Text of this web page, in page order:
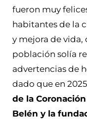
fueron muy
habitantes de la
y mejora de vida,
población solía
advertencias de
dado que en
de la
Belén y la